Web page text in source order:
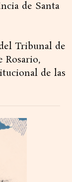
de Santa
Tribunal de
Rosario,
de las